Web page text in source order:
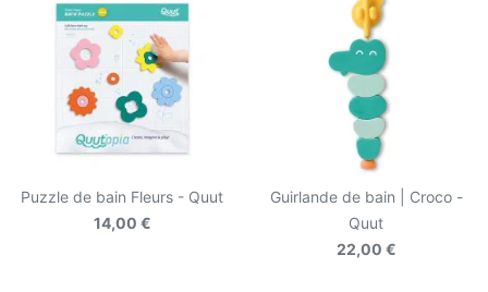
Puzzle de bain Fleurs - Quut
14,00 €
Guirlande de bain | Croco -
Quut
22,00 €